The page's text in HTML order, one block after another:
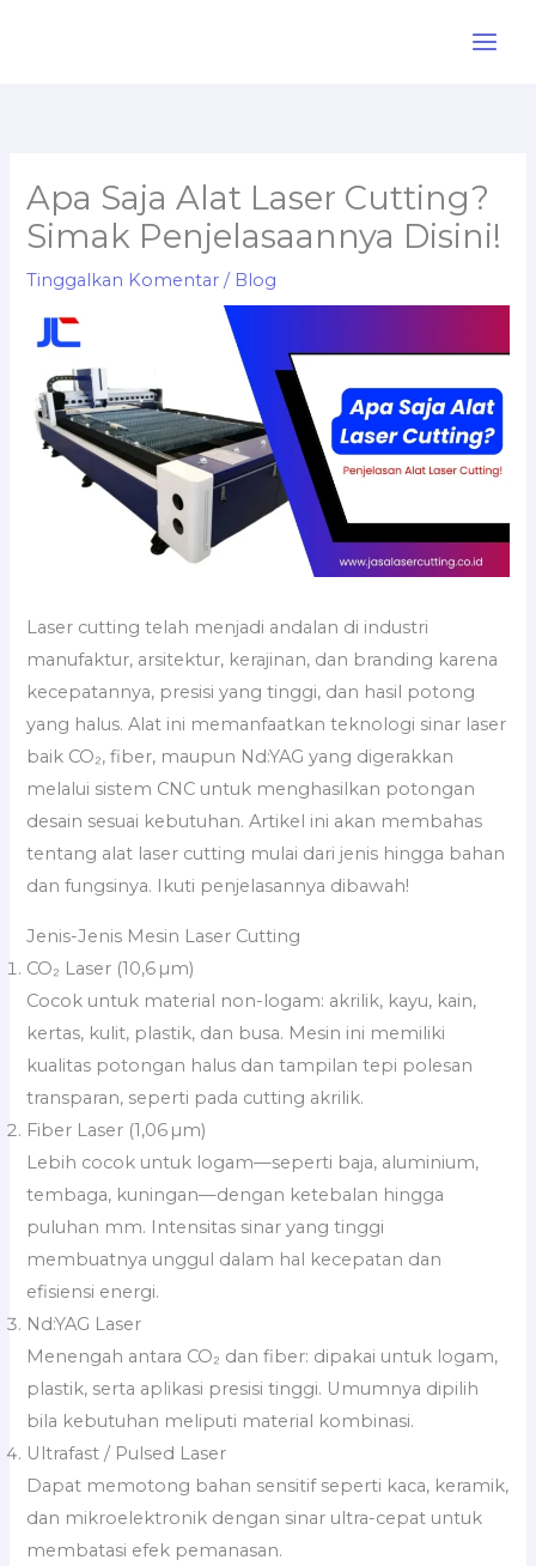
Apa Saja Alat Laser Cutting?
Simak Penjelasaannya Disini!
Tinggalkan Komentar / Blog
Laser cutting telah menjadi andalan di industri
manufaktur, arsitektur, kerajinan, dan branding karena
kecepatannya, presisi yang tinggi, dan hasil potong
yang halus. Alat ini memanfaatkan teknologi sinar laser
baik CO₂, fiber, maupun Nd:YAG yang digerakkan
melalui sistem CNC untuk menghasilkan potongan
desain sesuai kebutuhan. Artikel ini akan membahas
tentang alat laser cutting mulai dari jenis hingga bahan
dan fungsinya. Ikuti penjelasannya dibawah!
Jenis-Jenis Mesin Laser Cutting
CO₂ Laser (10,6 µm)
Cocok untuk material non-logam: akrilik, kayu, kain,
kertas, kulit, plastik, dan busa. Mesin ini memiliki
kualitas potongan halus dan tampilan tepi polesan
transparan, seperti pada cutting akrilik.
Fiber Laser (1,06 µm)
Lebih cocok untuk logam—seperti baja, aluminium,
tembaga, kuningan—dengan ketebalan hingga
puluhan mm. Intensitas sinar yang tinggi
membuatnya unggul dalam hal kecepatan dan
efisiensi energi.
Nd:YAG Laser
Menengah antara CO₂ dan fiber: dipakai untuk logam,
plastik, serta aplikasi presisi tinggi. Umumnya dipilih
bila kebutuhan meliputi material kombinasi.
Ultrafast / Pulsed Laser
Dapat memotong bahan sensitif seperti kaca, keramik,
dan mikroelektronik dengan sinar ultra-cepat untuk
membatasi efek pemanasan.